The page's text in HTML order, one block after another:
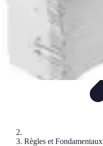
Règles et Fondamentaux